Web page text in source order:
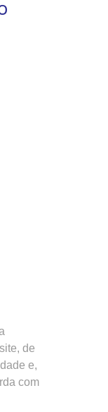
de
e,
com